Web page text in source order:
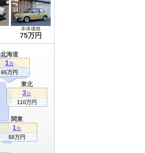
本体価格
75万円
関東
1台
59万円
北海道
1台
65万円
東北
3台
110万円